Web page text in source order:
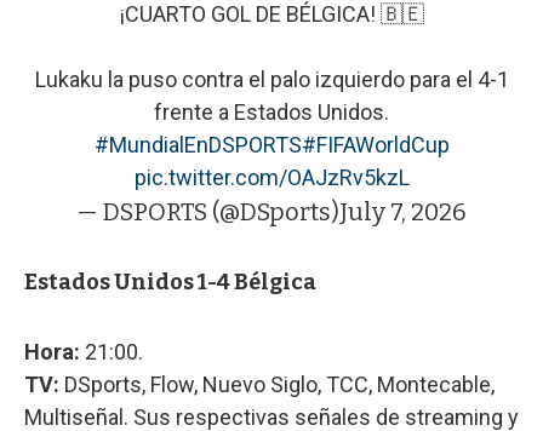
¡CUARTO GOL DE BÉLGICA! 🇧🇪
Lukaku la puso contra el palo izquierdo para el 4-1
frente a Estados Unidos.
#MundialEnDSPORTS#FIFAWorldCup
pic.twitter.com/OAJzRv5kzL
— DSPORTS (@DSports)July 7, 2026
Estados Unidos 1-4 Bélgica
Hora: 21:00.
TV: DSports, Flow, Nuevo Siglo, TCC, Montecable,
Multiseñal. Sus respectivas señales de streaming y